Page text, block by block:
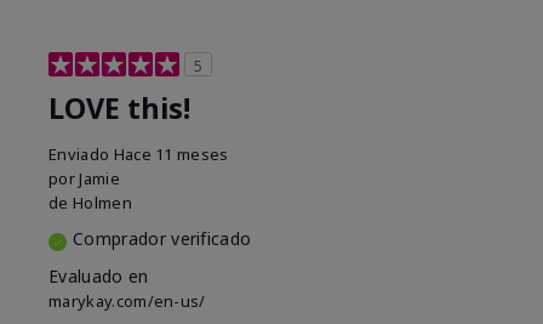
5
LOVE this!
Enviado Hace 11 meses
por Jamie
de Holmen
Comprador verificado
Evaluado en
marykay.com/en-us/